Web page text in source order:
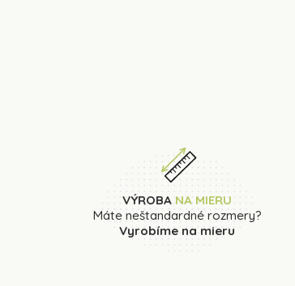
VÝROBA NA MIERU
Máte neštandardné rozmery?
Vyrobíme na mieru